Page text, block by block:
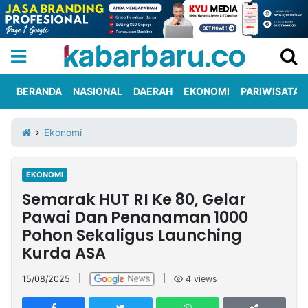
Iklan
Berita
Kami
Nasional
International
Olahraga
Entertainment
Daerah
Pariwisata
Kuliner
Kolom
Network
PT
TREETAN
BERANDA NASIONAL DAERAH EKONOMI PARIWISATA
Ekonomi
EKONOMI
Semarak HUT RI Ke 80, Gelar
Pawai Dan Penanaman 1000
Pohon Sekaligus Launching
Kurda ASA
15/08/2025 4 views